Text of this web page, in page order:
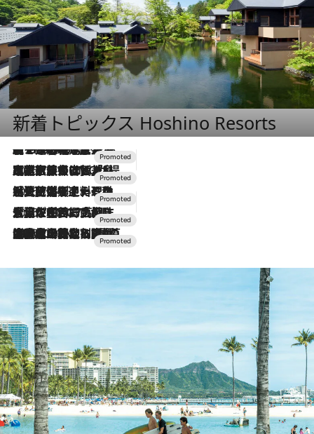
新着トピックス Hoshino Resorts
2026.8.7
【トンボの足水浴】ヒノキの香りに包まれて涼感マックス！約13℃の湧水かけ流しを避暑地「星野温泉 トンボの湯」で体験
2026.7.31
【ホテル帰省】という選択肢をOMOが提案。家族とほどよい距離を保つには「昼は実家、夜は気兼ねなくホテルで！」
2026.7.24
【夏限定ディナーコース】旬を迎える稚鮎や花ズッキーニなどをイタリア・トスカーナの郷土料理の手法で満喫！
2026.7.17
「土佐和ハーブかき氷」がOMO7高知に登場！生姜、山椒、大葉など目にも舌にも涼を呼ぶ郷土の味
2026.7.10
NEW OPEN！【界 草津】名湯の地に誕生。趣の異なる2種の温泉と上州ならではの会席・蕎麦割烹など美食を味わう究極の癒やし旅